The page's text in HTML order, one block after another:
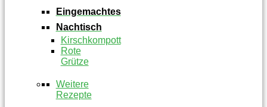
Eingemachtes
Nachtisch
Kirschkompott
Rote
Grütze
Weitere
Rezepte